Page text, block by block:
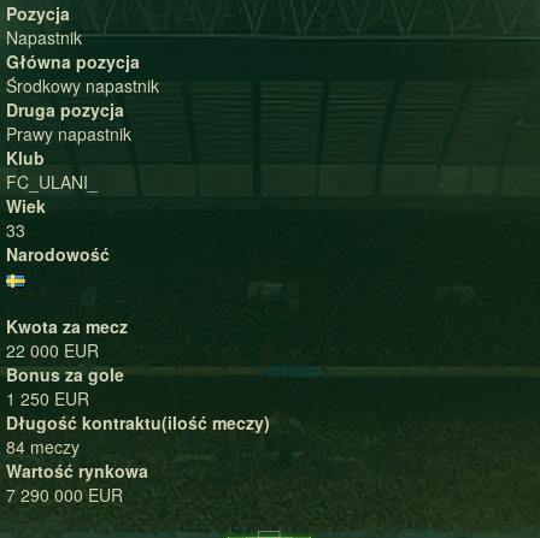
Pozycja
Napastnik
Główna pozycja
Środkowy napastnik
Druga pozycja
Prawy napastnik
Klub
FC_ULANI_
Wiek
33
Narodowość
Kwota za mecz
22 000 EUR
Bonus za gole
1 250 EUR
Długość kontraktu(ilość meczy)
84 meczy
Wartość rynkowa
7 290 000 EUR